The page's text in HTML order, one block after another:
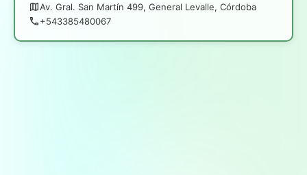
Av. Gral. San Martín 499, General Levalle, Córdoba
+543385480067